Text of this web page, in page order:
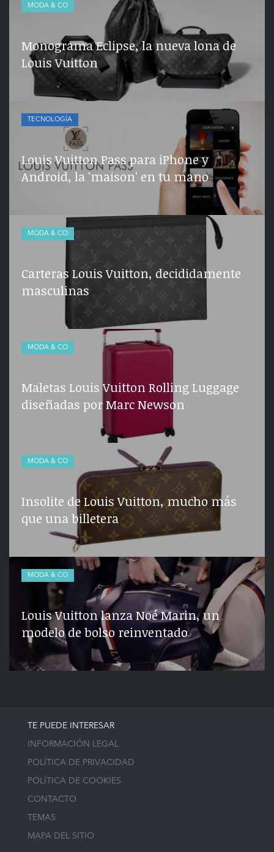
MODA & CO
Monograma Eclipse, la nueva lona de
Louis Vuitton
TECNOLOGÍA
Louis Vuitton Pass para iPhone y
Android, la 'maison' en tu mano
MODA & CO
Carteras Louis Vuitton, decididamente
masculinas
MODA & CO
Maletas Louis Vuitton Rolling Luggage
diseñadas por Marc Newson
MODA & CO
Insolite de Louis Vuitton, mucho más
que una billetera
MODA & CO
Louis Vuitton lanza Noé Marin, un
modelo de bolso reinventado
TE PUEDE INTERESAR
INFORMACIÓN LEGAL
POLÍTICA DE PRIVACIDAD
POLÍTICA DE COOKIES
CONTACTO
TEMAS
MAPA DEL SITIO